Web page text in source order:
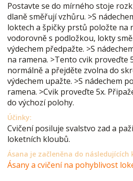
Postavte se do mírného stoje
dlaně směřují vzhůru. >S
loktech a špičky prstů položte na
vodorovně s podložkou, lokty
výdechem předpažte. >S
na ramena. >Tento cvik proveďte
normálně a přejděte zvolna do
výdechem upažte. >S nádechem
ramena. >Cvik proveďte 5x.
do výchozí polohy.
Účinky:
Cvičení posiluje svalstvo zad a
loketních kloubů.
Ásana je začleněna do následujících
Ásany a cvičení na pohyblivost